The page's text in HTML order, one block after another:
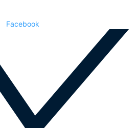
Facebook